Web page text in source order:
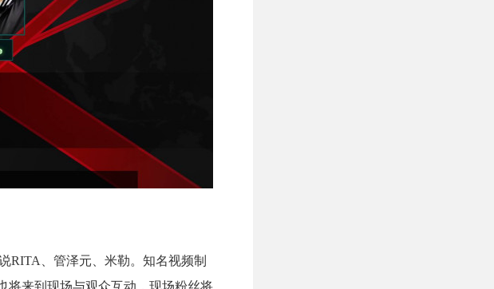
RITA、管泽元、米勒。知名视频制
将来到现场与观众互动，现场粉丝将